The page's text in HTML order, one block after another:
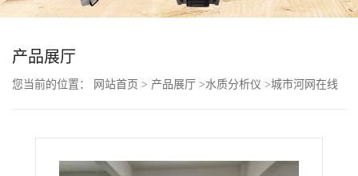
首
页
公
产品展厅
您当前的位置： 网站首页 > 产品展厅 >水质分析仪 >城市河网在线